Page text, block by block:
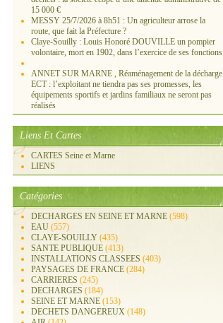
15 000 €
MESSY 25/7/2026 à 8h51 : Un agriculteur arrose la
route, que fait la Préfecture ?
Claye-Souilly : Louis Honoré DOUVILLE un pompier
volontaire, mort en 1902, dans l’exercice de ses fonctions
ANNET SUR MARNE , Réaménagement de la décharge
ECT : l’exploitant ne tiendra pas ses promesses, les
équipements sportifs et jardins familiaux ne seront pas
réalisés
Liens Et Cartes
CARTES Seine et Marne
LIENS
Catégories
DECHARGES EN SEINE ET MARNE (598)
EAU (557)
CLAYE-SOUILLY (435)
SANTE PUBLIQUE (413)
INSTALLATIONS CLASSEES (403)
PAYSAGES DE FRANCE (284)
CARRIERES (245)
DECHARGES (184)
SEINE ET MARNE (153)
DECHETS DANGEREUX (148)